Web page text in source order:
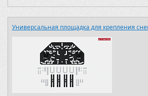
Универсальная площадка для крепления